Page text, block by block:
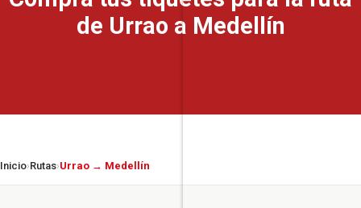
de Urrao a Medellín
Inicio›Rutas›Urrao → Medellín